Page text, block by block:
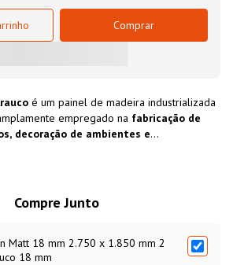
Comprar
é um painel de madeira industrializada
empregado na fabricação de
decoração de ambientes e
sustentável,
de florestas cultivadas
Compre Junto
Matt 18 mm 2.750 x 1.850 mm 2
18 mm